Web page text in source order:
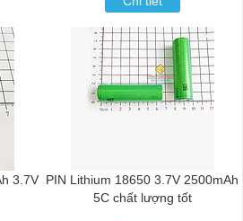
3.7V PIN Lithium 18650 3.7V 2500mAh
5C chất lượng tốt